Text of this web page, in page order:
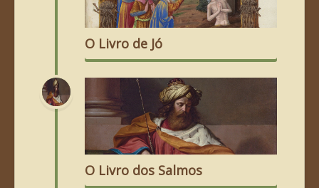
O Livro de Jó
O Livro dos Salmos